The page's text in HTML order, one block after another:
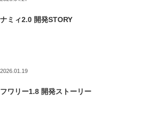
ナミィ2.0 開発STORY
2026.01.19
フワリー1.8 開発ストーリー